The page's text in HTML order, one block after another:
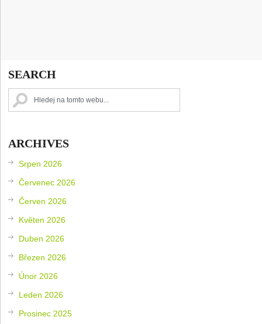
SEARCH
ARCHIVES
Srpen 2026
Červenec 2026
Červen 2026
Květen 2026
Duben 2026
Březen 2026
Únor 2026
Leden 2026
Prosinec 2025